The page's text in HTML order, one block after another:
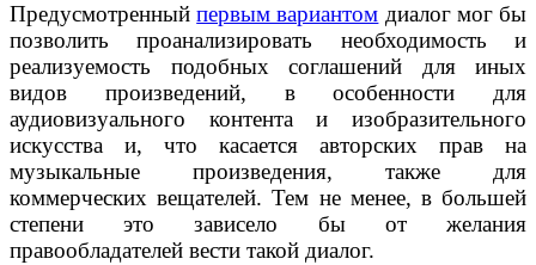
Предусмотренныйпервым вариантом диалог мог бы
позволить проанализировать необходимость и
реализуемость подобных соглашений для иных
видов произведений, в особенности для
аудиовизуального контента и изобразительного
искусства и, что касается авторских прав на
музыкальные произведения, также для
коммерческих вещателей. Тем не менее, в большей
степени это зависело бы от желания
правообладателей вести такой диалог.